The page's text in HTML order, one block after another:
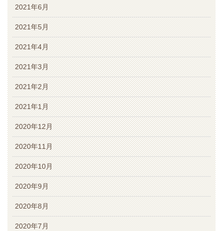
2021年6月
2021年5月
2021年4月
2021年3月
2021年2月
2021年1月
2020年12月
2020年11月
2020年10月
2020年9月
2020年8月
2020年7月